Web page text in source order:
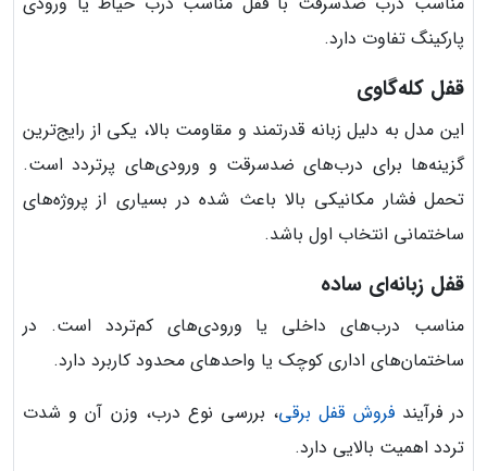
پارکینگ تفاوت دارد.
قفل کله‌گاوی
این مدل به دلیل زبانه قدرتمند و مقاومت بالا، یکی از رایج‌ترین
گزینه‌ها برای درب‌های ضدسرقت و ورودی‌های پرتردد است.
تحمل فشار مکانیکی بالا باعث شده در بسیاری از پروژه‌های
ساختمانی انتخاب اول باشد.
قفل زبانه‌ای ساده
مناسب درب‌های داخلی یا ورودی‌های کم‌تردد است. در
ساختمان‌های اداری کوچک یا واحدهای محدود کاربرد دارد.
در فرآیندفروش قفل برقی، بررسی نوع درب، وزن آن و شدت
تردد اهمیت بالایی دارد.